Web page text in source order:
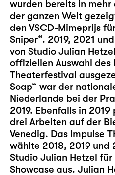
wurden bereits in
der ganzen Welt
den VSCD-Mimeprijs
Sniper“. 2019, 2021
von Studio Julian
offiziellen Auswahl des
Theaterfestival
Soap“ war der
Niederlande bei der
2019. Ebenfalls in
drei Arbeiten auf der
Venedig. Das Impulse
wählte 2018, 2019 und
Studio Julian Hetzel
Showcase aus. Julian